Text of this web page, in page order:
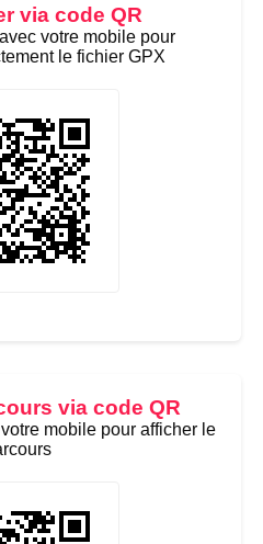
via code QR
votre mobile pour
le fichier GPX
via code QR
mobile pour afficher le